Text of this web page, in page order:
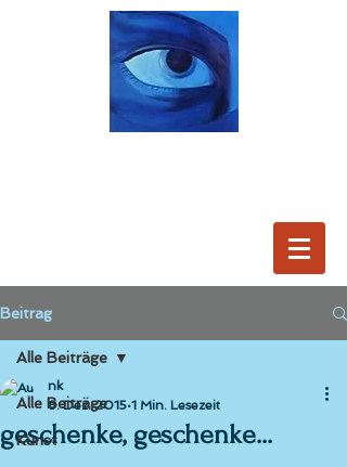
Beitrag
Alle Beiträge
Kunst
Alle Beiträge
geschenke, geschenke...
nk
8. Dez. 2015 1 Min. Lesezeit